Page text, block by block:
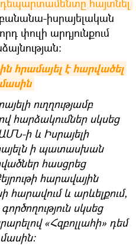
իսրայելական
փուլի արդյունքում
հրամայել է հարվածել
ուղղությամբ
հարձակումներ սկսեց
ի և Իսրայելի
ի պատասխան
հասցրեց
հարավային
և արևելքում,
սկսեց
«Հզբոլլահի» դեմ